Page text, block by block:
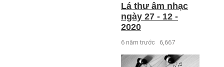
Lá thư âm nhạc
ngày 27 - 12 -
2020
6 năm trước 6,667